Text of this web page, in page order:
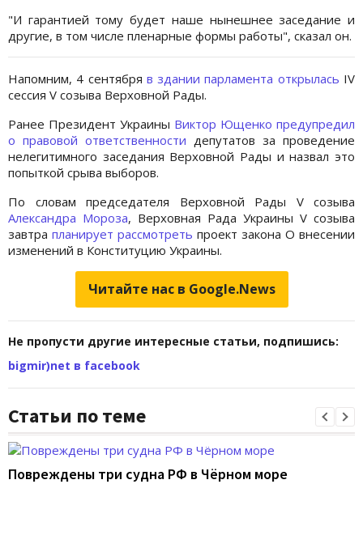
"И гарантией тому будет наше нынешнее заседание и
другие, в том числе пленарные формы работы", сказал он.
Напомним, 4 сентября в здании парламента открылась IV
сессия V созыва Верховной Рады.
Ранее Президент Украины Виктор Ющенко предупредил
о правовой ответственности депутатов за проведение
нелегитимного заседания Верховной Рады и назвал это
попыткой срыва выборов.
По словам председателя Верховной Рады V созыва
Александра Мороза, Верховная Рада Украины V созыва
завтра планирует рассмотреть проект закона О внесении
изменений в Конституцию Украины.
Читайте нас в Google.News
Не пропусти другие интересные статьи, подпишись:
bigmir)net в facebook
Статьи по теме
Повреждены три судна РФ в Чёрном море